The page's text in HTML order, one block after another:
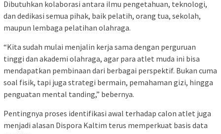
Dibutuhkan kolaborasi antara ilmu pengetahuan, teknologi,
dan dedikasi semua pihak, baik pelatih, orang tua, sekolah,
maupun lembaga pelatihan olahraga.
“Kita sudah mulai menjalin kerja sama dengan perguruan
tinggi dan akademi olahraga, agar para atlet muda ini bisa
mendapatkan pembinaan dari berbagai perspektif. Bukan cuma
soal fisik, tapi juga strategi bermain, pemahaman gizi, hingga
penguatan mental tanding,” bebernya.
Pentingnya proses identifikasi awal terhadap calon atlet juga
menjadi alasan Dispora Kaltim terus memperkuat basis data